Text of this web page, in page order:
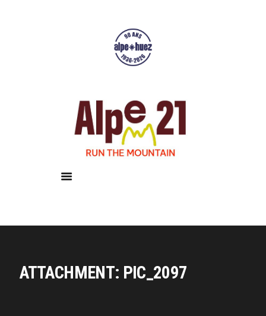
ATTACHMENT: PIC_2097
Résultats
Galerie
Infos pratiques